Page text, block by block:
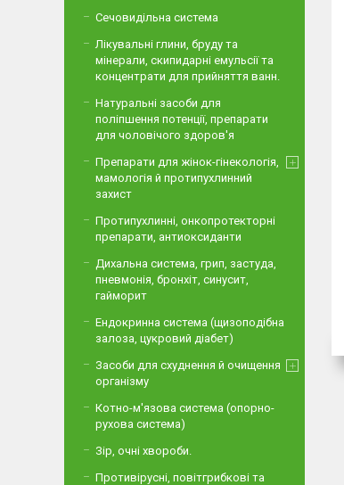
Сечовидільна система
Лікувальні глини, бруду та
мінерали, скипидарні емульсії та
концентрати для прийняття ванн.
Натуральні засоби для
поліпшення потенції, препарати
для чоловічого здоров'я
Препарати для жінок-гінекологія,
мамологія й протипухлинний
захист
Протипухлинні, онкопротекторні
препарати, антиоксиданти
Дихальна система, грип, застуда,
пневмонія, бронхіт, синусит,
гайморит
Ендокринна система (щизоподібна
залоза, цукровий діабет)
Засоби для схуднення й очищення
організму
Котно-м'язова система (опорно-
рухова система)
Зір, очні хвороби.
Противірусні, повітгрибкові та